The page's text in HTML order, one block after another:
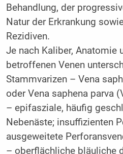
Behandlung, der
Natur der Erkrankung
Rezidiven.
Je nach Kaliber, Anatomie
betroffenen Venen
Stammvarizen – Vena
oder Vena saphena parva
– epifasziale, häufig
Nebenäste; insuffizienten
ausgeweitete
– oberflächliche bläuliche